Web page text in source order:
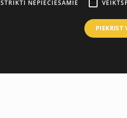
STRIKTI NEPIECIEŠAMIE
PIEKRIST